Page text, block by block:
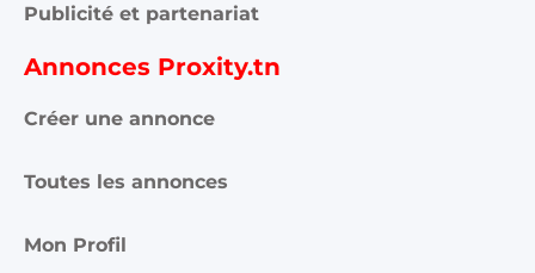
Publicité et partenariat
Annonces Proxity.tn
Créer une annonce
Toutes les annonces
Mon Profil